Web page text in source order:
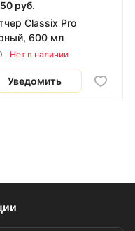
руб.
Classix Pro
600 мл
Нет в наличии
Уведомить